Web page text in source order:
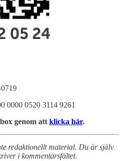
0000 0520 3114 9261
genom att klicka här.
redaktionellt material. Du är själv
i kommentarsfältet.